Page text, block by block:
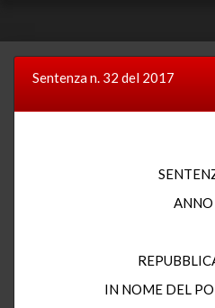
Sentenza n. 32 del 2017
IN NOME DEL